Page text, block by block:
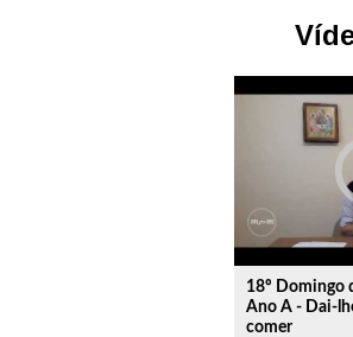
18º Domingo
Ano A - Dai-
comer